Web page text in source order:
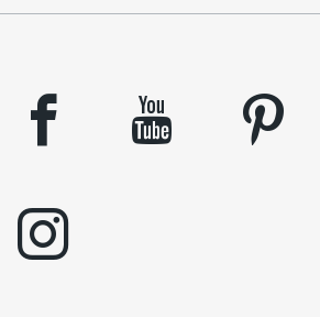
facebook youtube pinterest
instagram